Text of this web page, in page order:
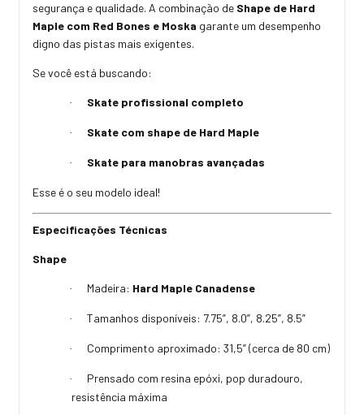
segurança e qualidade. A combinação de Shape de Hard
Maple com Red Bones e Moska garante um desempenho
digno das pistas mais exigentes.
Se você está buscando:
· Skate profissional completo
· Skate com shape de Hard Maple
· Skate para manobras avançadas
Esse é o seu modelo ideal!
Especificações Técnicas
Shape
· Madeira: Hard Maple Canadense
· Tamanhos disponíveis: 7.75”, 8.0”, 8.25”, 8.5”
· Comprimento aproximado: 31,5” (cerca de 80 cm)
·
Prensado com resina epóxi, pop duradouro,
resistência máxima